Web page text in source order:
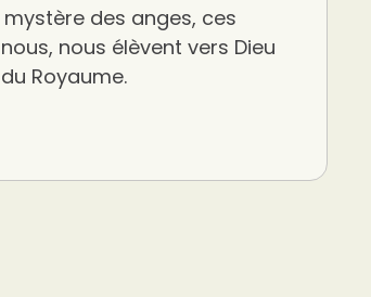
des anges, ces
nous élèvent vers Dieu
Royaume.